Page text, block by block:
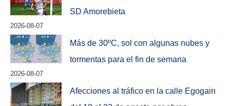
SD Amorebieta
2026-08-07
Más de 30ºC, sol con algunas nubes y
tormentas para el fin de semana
2026-08-07
Afecciones al tráfico en la calle Egogain